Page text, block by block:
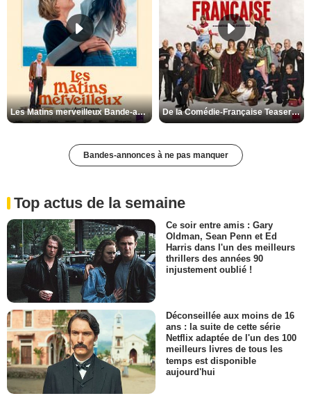
Les Matins merveilleux Bande-annonce VF De la Comédie-Française Teaser VF
Bandes-annonces à ne pas manquer
Top actus de la semaine
Ce soir entre amis : Gary
Oldman, Sean Penn et Ed
Harris dans l'un des meilleurs
thrillers des années 90
injustement oublié !
Déconseillée aux moins de 16
ans : la suite de cette série
Netflix adaptée de l'un des 100
meilleurs livres de tous les
temps est disponible
aujourd'hui